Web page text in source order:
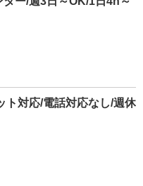
ト対応/電話対応なし/週休